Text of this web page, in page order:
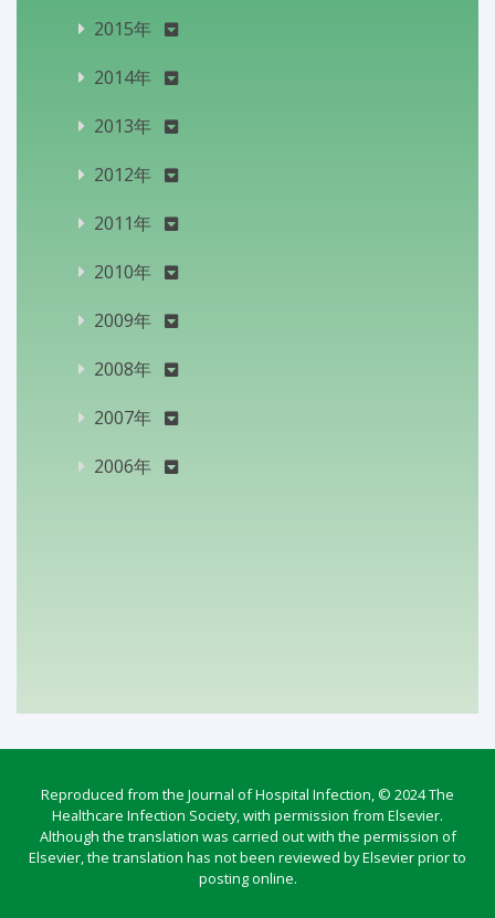
2015年
2014年
2013年
2012年
2011年
2010年
2009年
2008年
2007年
2006年
Reproduced from the Journal of Hospital Infection, © 2024 The
Healthcare Infection Society, with permission from Elsevier.
Although the translation was carried out with the permission of
Elsevier, the translation has not been reviewed by Elsevier prior to
posting online.